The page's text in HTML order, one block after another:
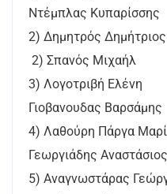
Ντέμπλας Κυπαρίσσης
2) Δημητρός
2) Σπανός Μιχαήλ
3)
Γιοβανουδας Βαρσάμης
4) Λαθούρη
Γεωργιάδης Αναστάσιος
5)